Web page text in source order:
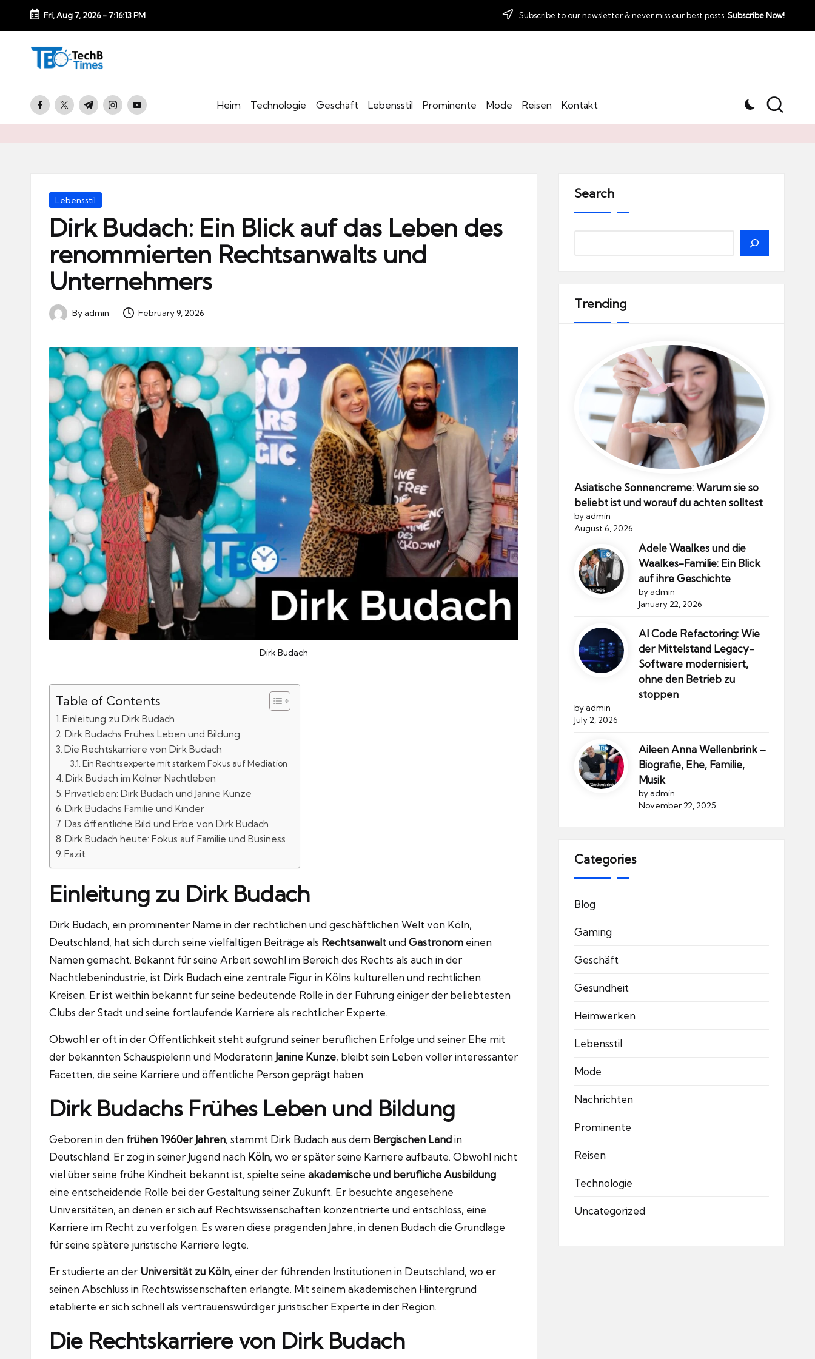
Skip
content
Fri, Aug 7, 2026- 7:16:14 PM Subscribe to our newsletter & never miss our best posts. Subscribe Now!
T
e
c
h
facebook.com
twitter.com
t.me instagram.com
youtube.com Heim Technologie Geschäft Lebensstil Prominente Mode Reisen Kontakt
Posted
Lebensstil
Dirk Budach: Ein Blick auf das Leben des
renommierten Rechtsanwalts und
Unternehmers
Posted
Byadmin February 9, 2026
Dirk Budach
Table of Contents
Einleitung zu Dirk Budach
Dirk Budachs Frühes Leben und Bildung
Die Rechtskarriere von Dirk Budach
Ein Rechtsexperte mit starkem Fokus auf Mediation
Dirk Budach im Kölner Nachtleben
Privatleben: Dirk Budach und Janine Kunze
Dirk Budachs Familie und Kinder
Das öffentliche Bild und Erbe von Dirk Budach
Dirk Budach heute: Fokus auf Familie und Business
Fazit
Einleitung zu Dirk Budach
Dirk Budach, ein prominenter Name in der rechtlichen und geschäftlichen Welt von Köln,
Deutschland, hat sich durch seine vielfältigen Beiträge als Rechtsanwaltund Gastronom einen
Namen gemacht. Bekannt für seine Arbeit sowohl im Bereich des Rechts als auch in der
Nachtlebenindustrie, ist Dirk Budach eine zentrale Figur in Kölns kulturellen und rechtlichen
Kreisen. Er ist weithin bekannt für seine bedeutende Rolle in der Führung einiger der beliebtesten
Clubs der Stadt und seine fortlaufende Karriere als rechtlicher Experte.
Obwohl er oft in der Öffentlichkeit steht aufgrund seiner beruflichen Erfolge und seiner Ehe mit
der bekannten Schauspielerin und Moderatorin Janine Kunze, bleibt sein Leben voller interessanter
Facetten, die seine Karriere und öffentliche Person geprägt haben.
Dirk Budachs Frühes Leben und Bildung
Geboren in den frühen 1960er Jahren, stammt Dirk Budach aus dem Bergischen Landin
Deutschland. Er zog in seiner Jugend nach Köln, wo er später seine Karriere aufbaute. Obwohl nicht
viel über seine frühe Kindheit bekannt ist, spielte seine akademische und berufliche Ausbildung
eine entscheidende Rolle bei der Gestaltung seiner Zukunft. Er besuchte angesehene
Universitäten, an denen er sich auf Rechtswissenschaften konzentrierte und entschloss, eine
Karriere im Recht zu verfolgen. Es waren diese prägenden Jahre, in denen Budach die Grundlage
für seine spätere juristische Karriere legte.
Er studierte an der Universität zu Köln, einer der führenden Institutionen in Deutschland, wo er
seinen Abschluss in Rechtswissenschaften erlangte. Mit seinem akademischen Hintergrund
etablierte er sich schnell als vertrauenswürdiger juristischer Experte in der Region.
Die Rechtskarriere von Dirk Budach
Search
Trending
Asiatische Sonnencreme: Warum sie so
beliebt ist und worauf du achten solltest
by admin
August 6, 2026
Adele Waalkes und die
Waalkes-Familie: Ein Blick
auf ihre Geschichte
by admin
January 22, 2026
AI Code Refactoring: Wie
der Mittelstand Legacy-
Software modernisiert,
ohne den Betrieb zu
stoppen
by admin
July 2, 2026
Aileen Anna Wellenbrink –
Biografie, Ehe, Familie,
Musik
by admin
November 22, 2025
Categories
Blog
Gaming
Geschäft
Gesundheit
Heimwerken
Lebensstil
Mode
Nachrichten
Prominente
Reisen
Technologie
Uncategorized